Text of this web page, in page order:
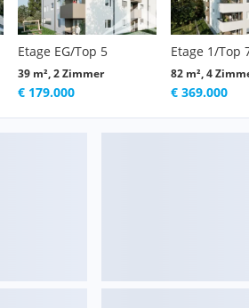
Etage EG/Top 5
39 m², 2 Zimmer
€ 179.000
Etage 1/Top
82 m², 4
€ 369.000